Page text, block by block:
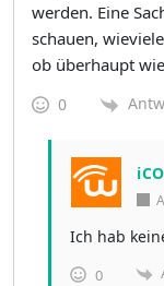
werden. Eine
schauen,
ob überhaupt
0
Ich hab
0